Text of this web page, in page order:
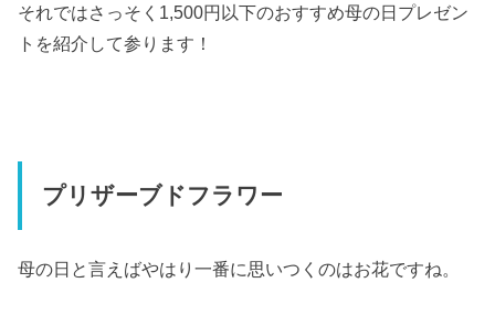
それではさっそく1,500円以下のおすすめ母の日プレゼン
トを紹介して参ります！
プリザーブドフラワー
母の日と言えばやはり一番に思いつくのはお花ですね。